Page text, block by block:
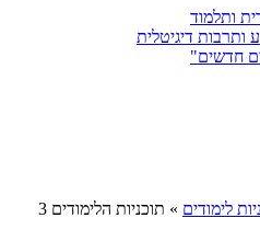
ותלמוד
ותרבות דיגיטלית
חדשים"
לימודים » תוכניות הלימודים 3